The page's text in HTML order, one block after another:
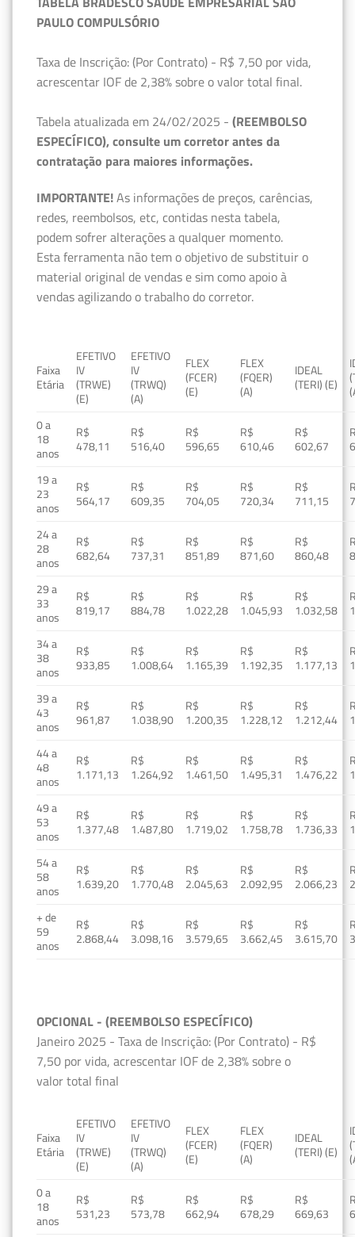
PAULO COMPULSÓRIO
Taxa de Inscrição: (Por Contrato) - R$ 7,50 por vida,
acrescentar IOF de 2,38% sobre o valor total final.
Tabela atualizada em 24/02/2025 - (REEMBOLSO
ESPECÍFICO), consulte um corretor antes da
contratação para maiores informações.
IMPORTANTE!As informações de preços, carências,
redes, reembolsos, etc, contidas nesta tabela,
podem sofrer alterações a qualquer momento.
Esta ferramenta não tem o objetivo de substituir o
material original de vendas e sim como apoio à
vendas agilizando o trabalho do corretor.
Faixa
Etária
EFETIVO
IV
(TRWE)
(E)
EFETIVO
IV
(TRWQ)
(A)
FLEX
(FCER)
(E)
FLEX
(FQER)
(A)
IDEAL
(TERI) (E)
0 a
18
anos
R$
478,11
R$
516,40
R$
596,65
R$
610,46
R$
602,67
19 a
23
anos
R$
564,17
R$
609,35
R$
704,05
R$
720,34
R$
711,15
24 a
28
anos
R$
682,64
R$
737,31
R$
851,89
R$
871,60
R$
860,48
29 a
33
anos
R$
819,17
R$
884,78
R$
1.022,28
R$
1.045,93
R$
1.032,58
34 a
38
anos
R$
933,85
R$
1.008,64
R$
1.165,39
R$
1.192,35
R$
1.177,13
39 a
43
anos
R$
961,87
R$
1.038,90
R$
1.200,35
R$
1.228,12
R$
1.212,44
44 a
48
anos
R$
1.171,13
R$
1.264,92
R$
1.461,50
R$
1.495,31
R$
1.476,22
49 a
53
anos
R$
1.377,48
R$
1.487,80
R$
1.719,02
R$
1.758,78
R$
1.736,33
54 a
58
anos
R$
1.639,20
R$
1.770,48
R$
2.045,63
R$
2.092,95
R$
2.066,23
+ de
59
anos
R$
2.868,44
R$
3.098,16
R$
3.579,65
R$
3.662,45
R$
3.615,70
OPCIONAL - (REEMBOLSO ESPECÍFICO)
Janeiro 2025 - Taxa de Inscrição: (Por Contrato) - R$
7,50 por vida, acrescentar IOF de 2,38% sobre o
valor total final
Faixa
Etária
EFETIVO
IV
(TRWE)
(E)
EFETIVO
IV
(TRWQ)
(A)
FLEX
(FCER)
(E)
FLEX
(FQER)
(A)
IDEAL
(TERI) (E)
0 a
18
anos
R$
531,23
R$
573,78
R$
662,94
R$
678,29
R$
669,63